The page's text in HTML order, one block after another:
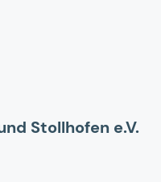
Stollhofen e.V.